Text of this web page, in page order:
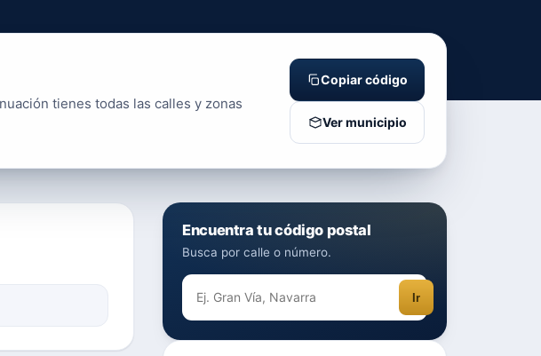
tienes todas las calles y zonas
Copiar código
Ver municipio
Encuentra tu código postal
Busca por calle o número.
Ir